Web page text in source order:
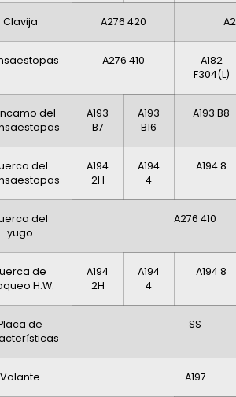
Clavija A276 420
A276 410
A182
F304(L)
del
A193
B7
A193
B16
A193 B8
del
A194
2H
A194
4
A194 8
del
yugo
A276 410
de
H.W.
A194
2H
A194
4
A194 8
de
SS
Volante A197